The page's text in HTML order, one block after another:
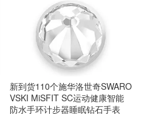
新到货110个施华洛世奇SWARO
VSKI MiSFIT SC运动健康智能
防水手环计步器睡眠钻石手表